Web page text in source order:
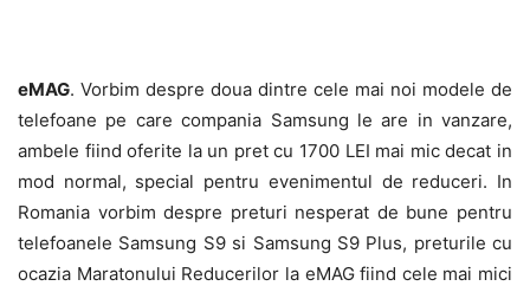
eMAG. Vorbim despre doua dintre cele mai noi modele de
telefoane pe care compania Samsung le are in vanzare,
ambele fiind oferite la un pret cu 1700 LEI mai mic decat in
mod normal, special pentru evenimentul de reduceri. In
Romania vorbim despre preturi nesperat de bune pentru
telefoanele Samsung S9 si Samsung S9 Plus, preturile cu
ocazia Maratonului Reducerilor la eMAG fiind cele mai mici